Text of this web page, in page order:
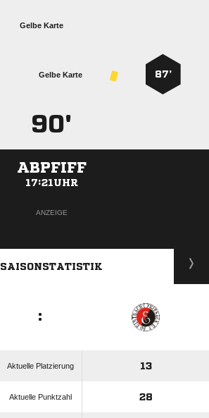
Gelbe Karte
87’
Gelbe Karte
90'
ABPFIFF
17:21UHR
ANZEIGE
SAISONSTATISTIK
:
Aktuelle Platzierung 13
Aktuelle Punktzahl 28